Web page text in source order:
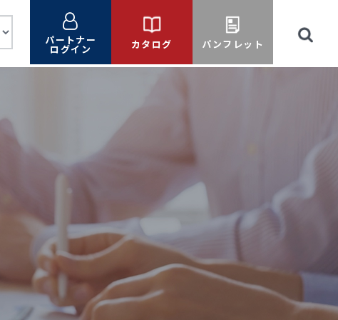
パートナー
ログイン カタログ パンフレット